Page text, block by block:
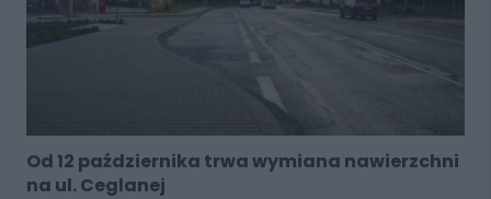
Od 12 października trwa wymiana nawierzchni
na ul. Ceglanej